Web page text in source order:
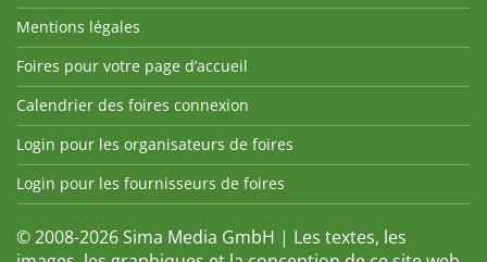
Mentions légales
Foires pour votre page d’accueil
Calendrier des foires connexion
Login pour les organisateurs de foires
Login pour les fournisseurs de foires
© 2008-2026 Sima Media GmbH | Les textes, les